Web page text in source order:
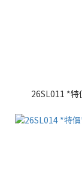
26SL011 *